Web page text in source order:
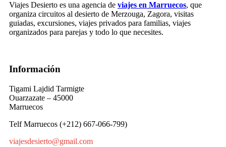
Viajes Desierto es una agencia de viajes en Marruecos, que
organiza circuitos al desierto de Merzouga, Zagora, visitas
guiadas, excursiones, viajes privados para familias, viajes
organizados para parejas y todo lo que necesites.
Información
Tigami Lajdid Tarmigte
Ouarzazate – 45000
Marruecos
Telf Marruecos (+212) 667-066-799)
viajesdesierto@gmail.com